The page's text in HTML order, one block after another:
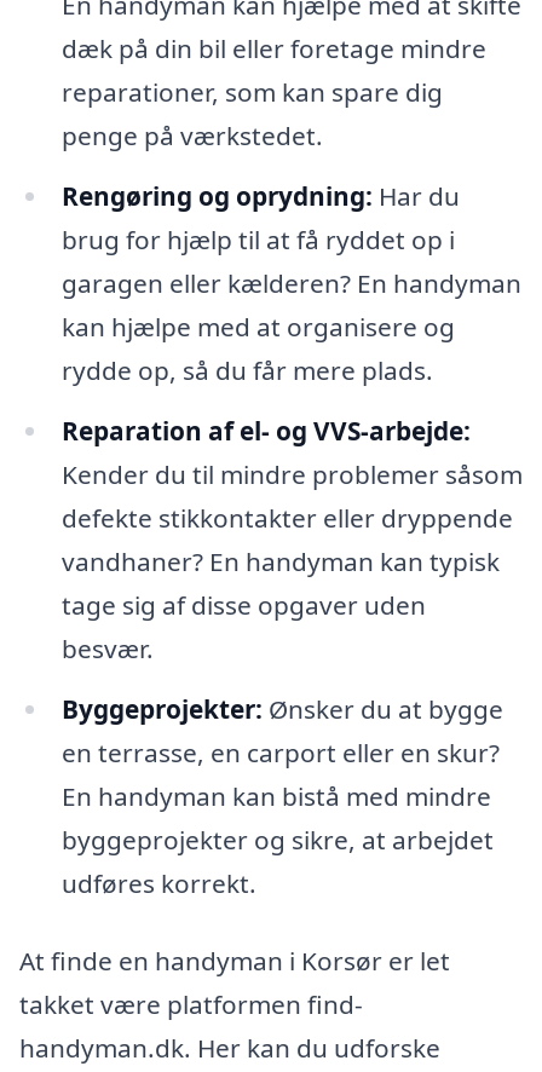
dæk på din bil eller foretage mindre
reparationer, som kan spare dig
penge på værkstedet.
Rengøring og oprydning: Har du
brug for hjælp til at få ryddet op i
garagen eller kælderen? En handyman
kan hjælpe med at organisere og
rydde op, så du får mere plads.
Reparation af el- og VVS-arbejde:
Kender du til mindre problemer såsom
defekte stikkontakter eller dryppende
vandhaner? En handyman kan typisk
tage sig af disse opgaver uden
besvær.
Byggeprojekter: Ønsker du at bygge
en terrasse, en carport eller en skur?
En handyman kan bistå med mindre
byggeprojekter og sikre, at arbejdet
udføres korrekt.
At finde en handyman i Korsør er let
takket være platformen find-
handyman.dk. Her kan du udforske